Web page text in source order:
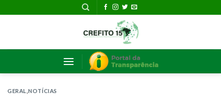
GERAL ,NOTÍCIAS